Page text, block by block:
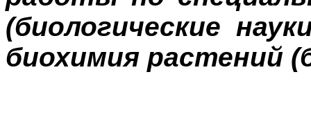
(биологические
биохимия растений